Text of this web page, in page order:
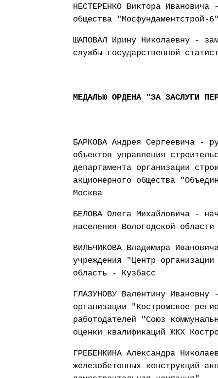
НЕСТЕРЕНКО Виктора Ивановича
общества "Мосфундаментстрой-
ШАПОВАЛ Ирину Николаевну -
службы государственной
МЕДАЛЬЮ ОРДЕНА "ЗА ЗАСЛУГИ
БАРКОВА Андрея Сергеевича -
объектов управления
департамента организации
акционерного общества
Москва
БЕЛОВА Олега Михайловича -
населения Вологодской области
ВИЛЬЧИКОВА Владимира
учреждения "Центр
область - Кузбасс
ГЛАЗУНОВУ Валентину Ивановну
организации "Костромское
работодателей "Союз
оценки квалификаций ЖКХ
ГРЕБЕНКИНА Александра
железобетонных конструкций